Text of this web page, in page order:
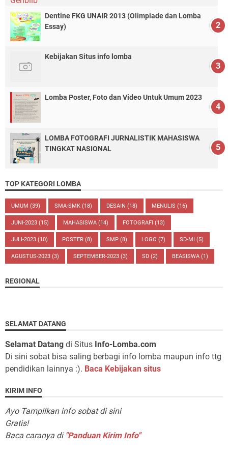
Dentine FKG UNAIR 2013 (Olimpiade dan Lomba
Essay)
Kebijakan Situs info lomba
Lomba Poster, Foto dan Video Untuk Umum 2023
LOMBA FOTOGRAFI JURNALISTIK MAHASISWA
TINGKAT NASIONAL
TOP KATEGORI LOMBA
UMUM (39) SMA-SMK (18) DESAIN (18) MENULIS (16)
JUNI-2023 (15) MAHASISWA (14) FOTOGRAFI (13)
JULI-2023 (10) POSTER (8) SMP (8) LOGO (7) SD-MI (5)
AGUSTUS-2023 (3) SEPTEMBER-2023 (3) SD (2) BEASISWA (1)
REGIONAL
SELAMAT DATANG
Selamat Datang di Situs Info-Lomba.com
Di sini sobat bisa saling berbagi info lomba maupun info ttg
pendidikan lainnya :). Baca Kebijakan situs
KIRIM INFO
Ayo Tampilkan info sobat di sini
Gratis!
Baca caranya di "Panduan Kirim Info"